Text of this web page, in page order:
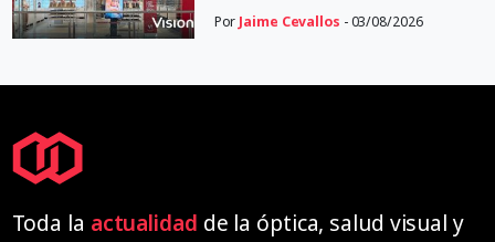
PorJaime Cevallos - 03/08/2026
Toda la actualidad de la óptica, salud visual y